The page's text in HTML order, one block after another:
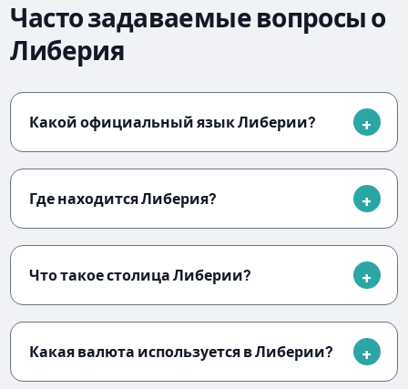
Часто задаваемые вопросы о
Либерия
Какой официальный язык Либерии?
Где находится Либерия?
Что такое столица Либерии?
Какая валюта используется в Либерии?